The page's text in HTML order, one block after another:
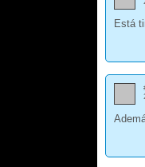
Está